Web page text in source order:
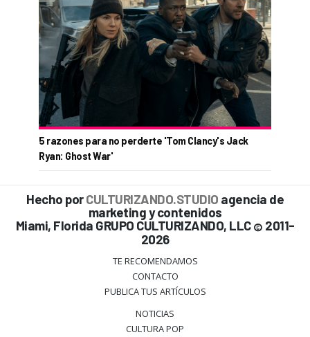
5 razones para no perderte 'Tom Clancy's Jack
Ryan: Ghost War'
Hecho porCULTURIZANDO.STUDIO agencia de
marketing y contenidos
Miami, Florida GRUPO CULTURIZANDO, LLC © 2011-
2026
TE RECOMENDAMOS
CONTACTO
PUBLICA TUS ARTÍCULOS
NOTICIAS
CULTURA POP